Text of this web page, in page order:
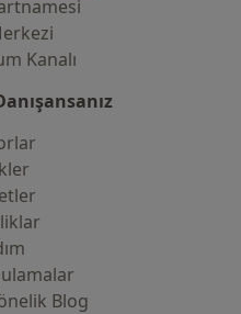
Kanalı
Blog